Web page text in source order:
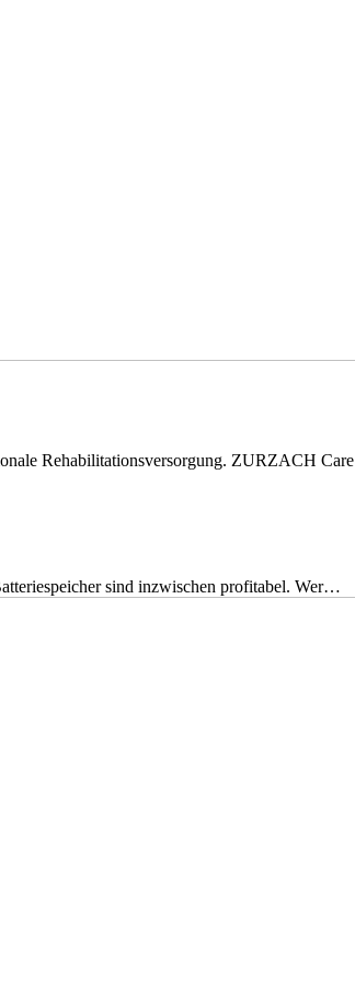
Rehabilitationsversorgung. ZURZACH
sind inzwischen profitabel. Wer…